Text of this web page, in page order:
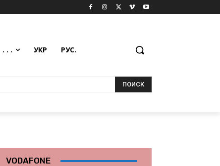
. . . УКР РУС.
ПОИСК
VODAFONE